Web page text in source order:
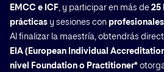
EMCC e ICF , y participar en más de 25
prácticas y sesiones con profesionales
Al finalizar la maestría, obtendrás
EIA (European Individual
nivel Foundation o Practitioner*